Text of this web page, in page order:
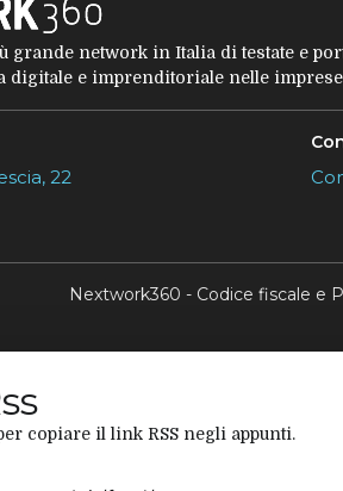
grande network in Italia di testate e
digitale e imprenditoriale nelle
22
Nextwork360 - Codice fiscale e
copiare il link RSS negli appunti.